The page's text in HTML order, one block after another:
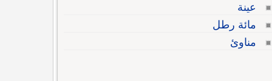
عينة
مائة رطل
مناوئ